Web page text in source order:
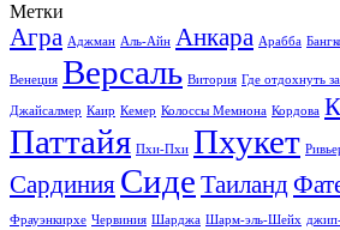
Метки
Агра Аджман Аль-Айн Анкара Арабба
Венеция Версаль Витория Где отдохнуть
Джайсалмер Каир Кемер Колоссы Мемнона Кордова
Паттайя Пхи-Пхи Пхукет
Сардиния Сиде Таиланд
Фрауэнкирхе Червиния Шарджа Шарм-эль-Шейх